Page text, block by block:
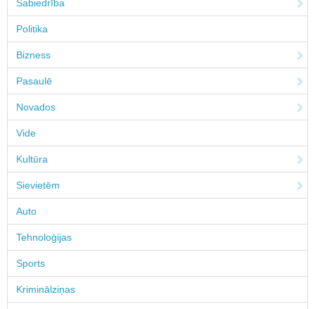
Sabiedrība
Politika
Bizness
Pasaulē
Novados
Vide
Kultūra
Sievietēm
Auto
Tehnoloģijas
Sports
Kriminālziņas